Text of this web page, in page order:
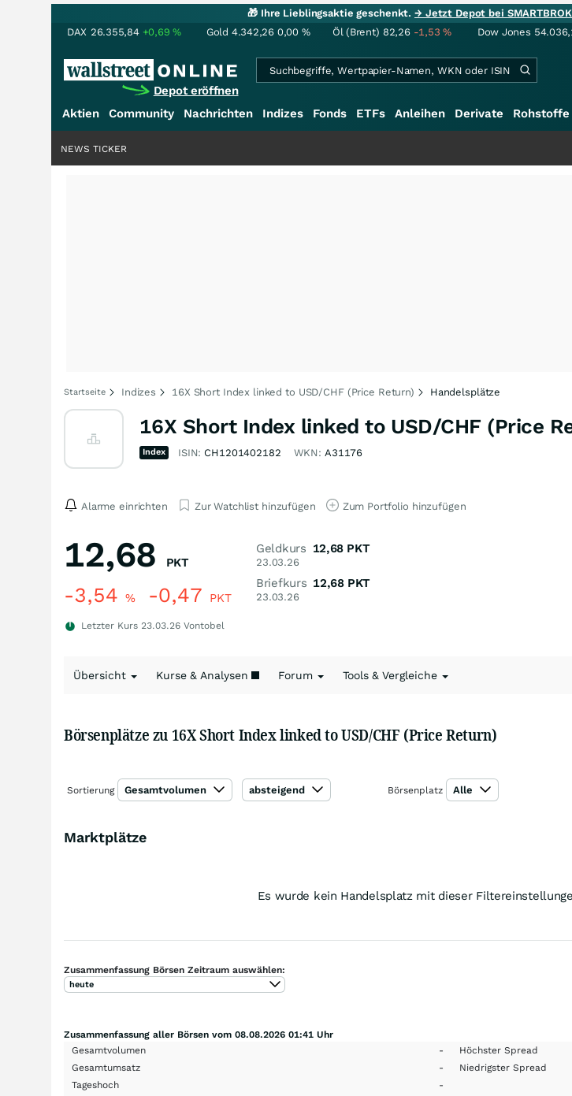
🎁 Ihre Lieblingsaktie geschenkt.→ Jetzt Depot bei
DAX 26.355,84 +0,69% Gold 4.342,26 0,00 % Öl (Brent) 82,26 -1,53% Dow Jones
Depot eröffnen
Aktien Community Nachrichten Indizes Fonds ETFs Anleihen Derivate Rohstoffe
NEWS TICKER
Startseite Indizes 16X Short Index linked to USD/CHF (Price Return) Handelsplätze
16X Short Index linked to USD/CHF (Price
Index ISIN: CH1201402182 WKN: A31176
Alarme einrichten Zur Watchlist hinzufügen Zum Portfolio hinzufügen
12,68 PKT
-3,54 % -0,47 PKT
Letzter Kurs 23.03.26 Vontobel
Geldkurs
23.03.26
12,68 PKT
Briefkurs
23.03.26
12,68 PKT
Übersicht Kurse & Analysen Forum Tools & Vergleiche
Börsenplätze zu 16X Short Index linked to USD/CHF (Price Return)
Sortierung Gesamtvolumen absteigend Börsenplatz Alle
Marktplätze
Es wurde kein Handelsplatz mit dieser
Zusammenfassung Börsen Zeitraum auswählen:
heute
Zusammenfassung aller Börsen vom 08.08.2026 01:41 Uhr
Gesamtvolumen
- Höchster Spread
Gesamtumsatz
- Niedrigster Spread
Tageshoch
-